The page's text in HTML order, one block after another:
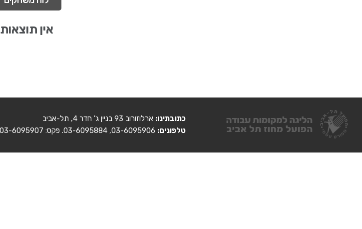
אין תוצאות
כתובתינו: ארלוזורוב 93 בניין ג' חדר 4, תל-אביב
טלפונים: